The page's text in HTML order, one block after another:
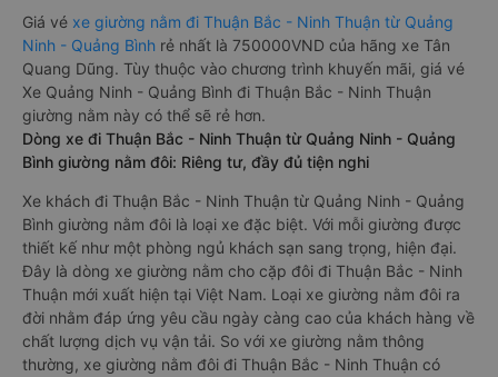
Giá vé xe giường nằm đi Thuận Bắc - Ninh Thuận từ Quảng
Ninh - Quảng Bình rẻ nhất là 750000VND của hãng xe Tân
Quang Dũng. Tùy thuộc vào chương trình khuyến mãi, giá vé
Xe Quảng Ninh - Quảng Bình đi Thuận Bắc - Ninh Thuận
giường nằm này có thể sẽ rẻ hơn.
Dòng xe đi Thuận Bắc - Ninh Thuận từ Quảng Ninh - Quảng
Bình giường nằm đôi: Riêng tư, đầy đủ tiện nghi
Xe khách đi Thuận Bắc - Ninh Thuận từ Quảng Ninh - Quảng
Bình giường nằm đôi là loại xe đặc biệt. Với mỗi giường được
thiết kế như một phòng ngủ khách sạn sang trọng, hiện đại.
Đây là dòng xe giường nằm cho cặp đôi đi Thuận Bắc - Ninh
Thuận mới xuất hiện tại Việt Nam. Loại xe giường nằm đôi ra
đời nhằm đáp ứng yêu cầu ngày càng cao của khách hàng về
chất lượng dịch vụ vận tải. So với xe giường nằm thông
thường, xe giường nằm đôi đi Thuận Bắc - Ninh Thuận có